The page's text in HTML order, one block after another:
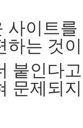
사이트
하는 것
붙인다
문제되